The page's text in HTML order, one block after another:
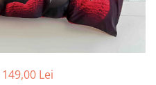
149,00 Lei